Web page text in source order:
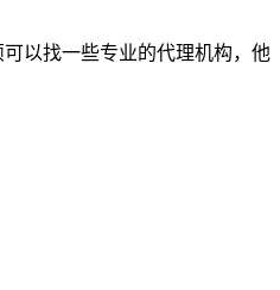
以找一些专业的代理机构，他